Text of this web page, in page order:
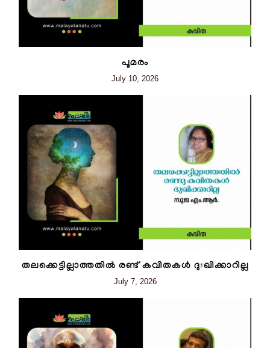
പൂമരം
July 10, 2026
തലക്കെട്ടില്ലാത്തതിൽ രണ്ട് കവിതകൾ ദുഃഖിക്കാറില്ല
July 7, 2026